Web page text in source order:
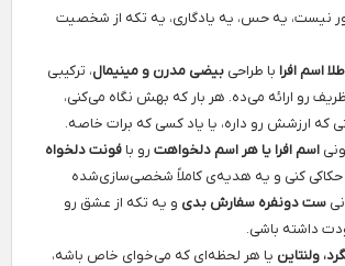
نیست، یه حس، یه یادگاری، یه تکه از شخصیت
اسم افرا با طراحی بیضی مدرن و مینیمال، ترکیبی
رو ارائه می‌ده. هر بار که بهش نگاه می‌کنی،
که ارزشش رو داره، یا یاد کسی که برات خاصه.
اسم افرا یا هر اسم دلخواهت رو با فونت دلخواه
حکاکی کنی و یه هدیه‌ی کاملاً شخصی‌سازی‌شده
ست دونفره سفارش بدی و یه تکه از عشق رو
داشته باشی.
ولنتاین یا هر لحظه‌ای که می‌خوای خاص باشه،